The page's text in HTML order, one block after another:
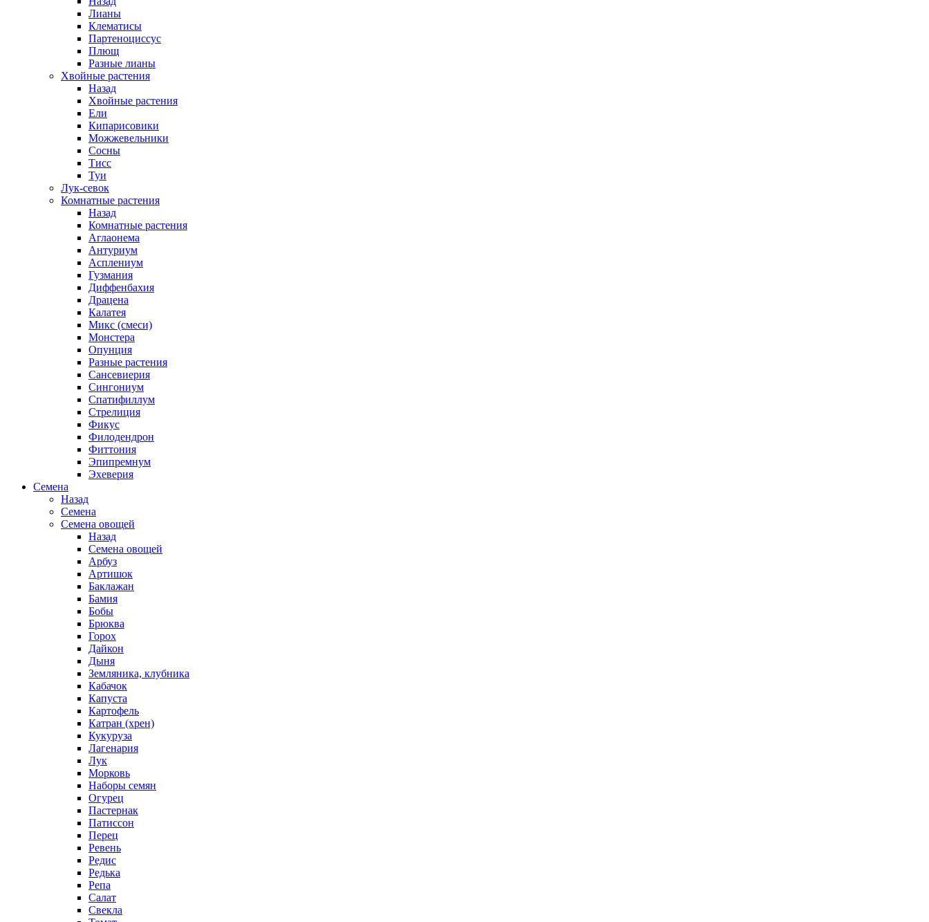
Лианы
Клематисы
Партеноциссус
Плющ
Разные лианы
Хвойные растения
Назад
Хвойные растения
Ели
Кипарисовики
Можжевельники
Сосны
Тисс
Туи
Лук-севок
Комнатные растения
Назад
Комнатные растения
Аглаонема
Антуриум
Асплениум
Гузмания
Диффенбахия
Драцена
Калатея
Микс (смеси)
Монстера
Опунция
Разные растения
Сансевиерия
Сингониум
Спатифиллум
Стрелиция
Фикус
Филодендрон
Фиттония
Эпипремнум
Эхеверия
Семена
Назад
Семена
Семена овощей
Назад
Семена овощей
Арбуз
Артишок
Баклажан
Бамия
Бобы
Брюква
Горох
Дайкон
Дыня
Земляника, клубника
Кабачок
Капуста
Картофель
Катран (хрен)
Кукуруза
Лагенария
Лук
Морковь
Наборы семян
Огурец
Пастернак
Патиссон
Перец
Ревень
Редис
Редька
Репа
Салат
Свекла